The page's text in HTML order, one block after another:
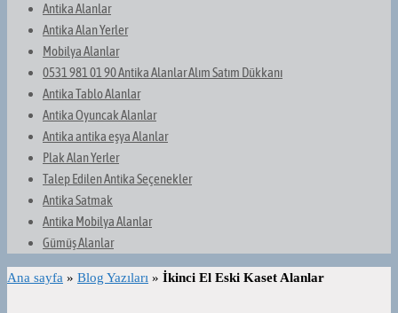
Antika Alanlar
Antika Alan Yerler
Mobilya Alanlar
0531 981 01 90 Antika Alanlar Alım Satım Dükkanı
Antika Tablo Alanlar
Antika Oyuncak Alanlar
Antika antika eşya Alanlar
Plak Alan Yerler
Talep Edilen Antika Seçenekler
Antika Satmak
Antika Mobilya Alanlar
Gümüş Alanlar
Ana sayfa » Blog Yazıları » İkinci El Eski Kaset Alanlar